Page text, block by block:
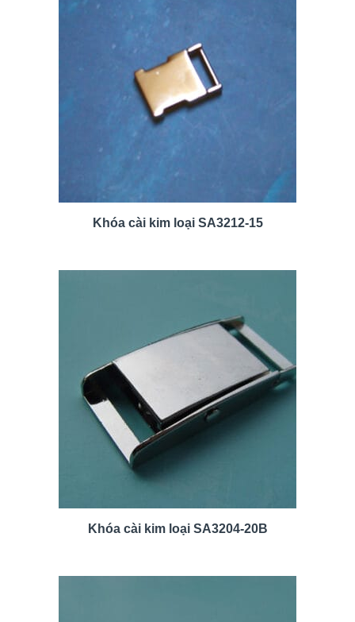
Khóa cài kim loại SA3212-15
Khóa cài kim loại SA3204-20B